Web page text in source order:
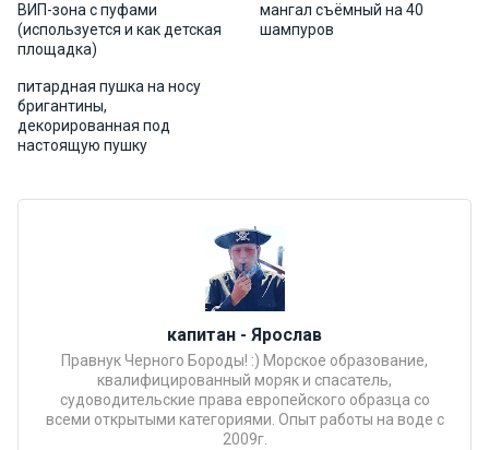
ВИП-зона с пуфами
(используется и как детская
площадка)
мангал съёмный на 40
шампуров
питардная пушка на носу
бригантины,
декорированная под
настоящую пушку
капитан - Ярослав
Правнук Черного Бороды! :) Морское образование,
квалифицированный моряк и спасатель,
судоводительские права европейского образца со
всеми открытыми категориями. Опыт работы на воде с
2009г.
Подаро
чные
сертиф
икаты
Развле
Контакт
ы